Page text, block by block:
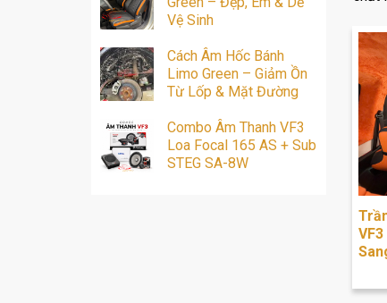
Vệ Sinh
Cách Âm Hốc Bánh
Limo Green – Giảm Ồn
Từ Lốp & Mặt Đường
Combo Âm Thanh VF3
Loa Focal 165 AS + Sub
STEG SA-8W